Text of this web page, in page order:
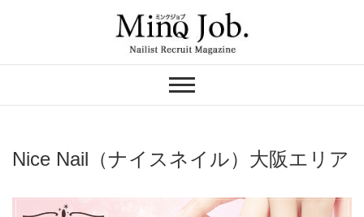
ネイリスト求人の
MinQ Job（ミンク
ジョブ）
Nice Nail（ナイスネイル）大阪エリア